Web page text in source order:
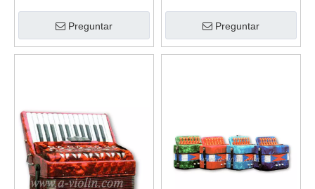
Preguntar Preguntar